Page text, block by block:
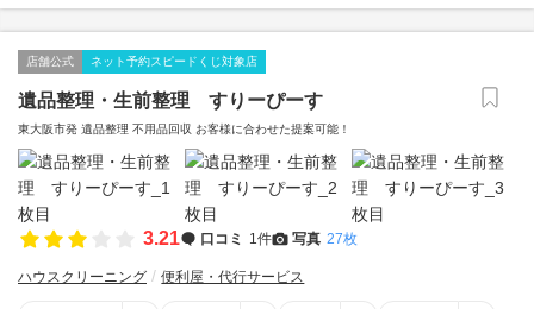
店舗公式 ネット予約スピードくじ対象店
遺品整理・生前整理 すりーぴーす
東大阪市発 遺品整理 不用品回収 お客様に合わせた提案可能！
3.21 口コミ 1件 写真 27枚
ハウスクリーニング 便利屋・代行サービス